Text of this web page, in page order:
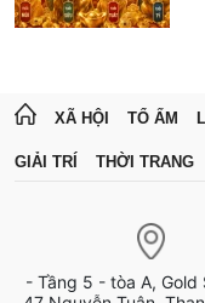
XÃ HỘI TỔ ẤM
GIẢI TRÍ THỜI TRANG
- Tầng 5 - tòa A, Gold